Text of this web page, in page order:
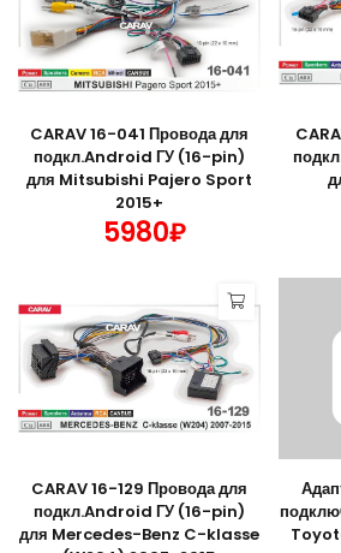
CARAV 16-041 Провода для
подкл.Android ГУ (16-pin)
для Mitsubishi Pajero Sport
2015+
5980₽
CARAV 16-129 Провода для
подкл.Android ГУ (16-pin)
для Mercedes-Benz C-klasse